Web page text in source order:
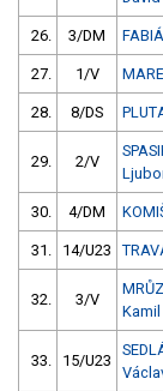
26. 3/DM
27. 1/V
28. 8/DS
29. 2/V
30. 4/DM
31. 14/U23
32. 3/V
Kamil
33. 15/U23